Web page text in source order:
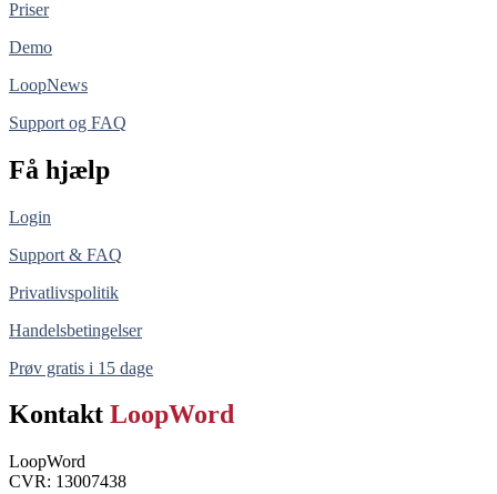
Priser
Demo
LoopNews
Support og FAQ
Få hjælp
Login
Support & FAQ
Privatlivspolitik
Handelsbetingelser
Prøv gratis i 15 dage
Kontakt LoopWord
LoopWord
CVR: 13007438